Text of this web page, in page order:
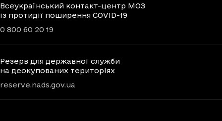
Всеукраїнський контакт-центр МОЗ
із протидії поширення COVID-19
0 800 60 20 19
Резерв для державної служби
на деокупованих територіях
reserve.nads.gov.ua